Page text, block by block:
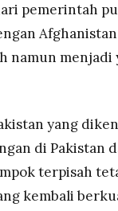
pemerintah
namun menjadi
yang
di Pakistan
terpisah
kembali